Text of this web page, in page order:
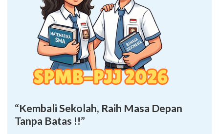
“Kembali Sekolah, Raih Masa Depan
Tanpa Batas !!”